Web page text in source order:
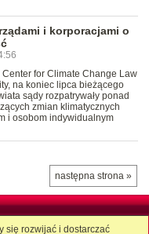
i korporacjami o
for Climate Change Law
na koniec lipca bieżącego
sądy rozpatrywały ponad
zmian klimatycznych
i osobom indywidualnym
następna strona »
się rozwijać i dostarczać